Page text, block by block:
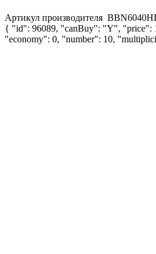
Артикул производителя
{ "id": 96089, "canBuy": "Y", "price":
"economy": 0, "number": 10,